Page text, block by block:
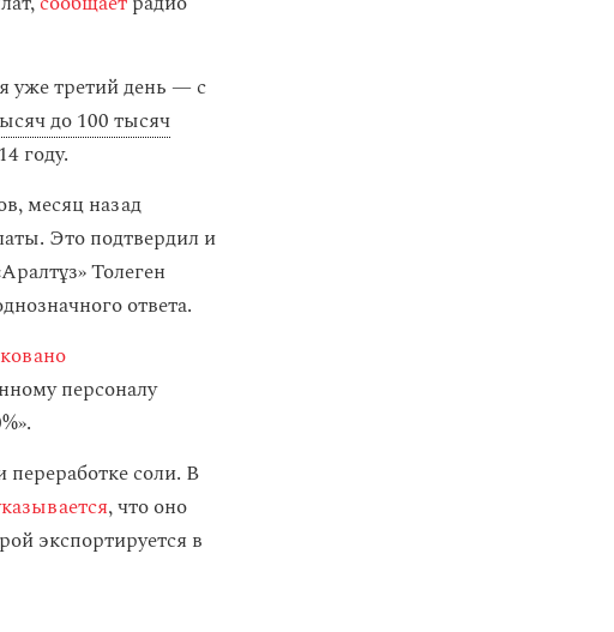
уже третий день — с
до 100 тысяч
году.
месяц назад
Это подтвердил и
Толеген
ответа.
персоналу
соли. В
, что оно
экспортируется в